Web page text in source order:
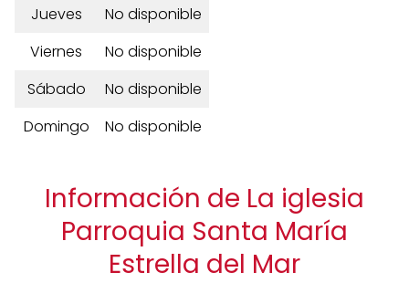
Jueves
No disponible
Viernes
No disponible
Sábado
No disponible
Domingo
No disponible
Información de La iglesia
Parroquia Santa María
Estrella del Mar